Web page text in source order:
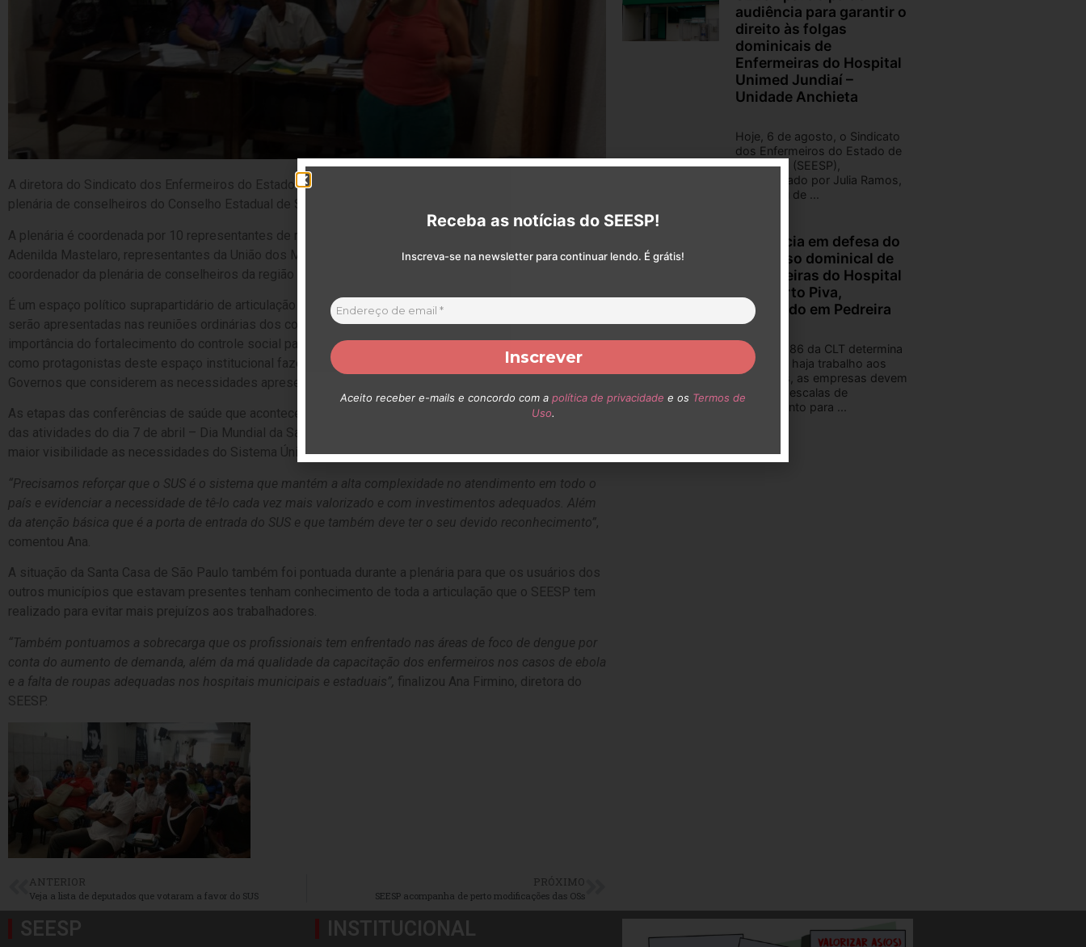
A diretora do Sindicato dos Enfermeiros do Estado de São Paulo (SEESP), Ana Firmino, participou da
plenária de conselheiros do Conselho Estadual de Saúde realizada no último sábado, dia 28.
A plenária é coordenada por 10 representantes de regiões, sendo de São Paulo, Luiz José Souza e
Adenilda Mastelaro, representantes da União dos Movimentos Populares de Saúde; e Arnaldo Marcolino,
coordenador da plenária de conselheiros da região Sudeste.
É um espaço político suprapartidário de articulação que objetiva a análise e o debate de questões que
serão apresentadas nas reuniões ordinárias dos conselhos em todo o Estado de São Paulo. Reforça a
importância do fortalecimento do controle social para tornar mais efetiva a atuação dos conselheiros
como protagonistas deste espaço institucional fazendo valer as suas deliberações e exigir dos
Governos que considerem as necessidades apresentadas.
As etapas das conferências de saúde que acontecerão este ano foram discutidas durante a reunião, além
das atividades do dia 7 de abril – Dia Mundial da Saúde – que acontecerão em todo o Estado visando
maior visibilidade as necessidades do Sistema Único de Saúde (SUS).
“Precisamos reforçar que o SUS é o sistema que mantém a alta complexidade no atendimento em todo o
país e evidenciar a necessidade de tê-lo cada vez mais valorizado e com investimentos adequados. Além
da atenção básica que é a porta de entrada do SUS e que também deve ter o seu devido reconhecimento”,
comentou Ana.
A situação da Santa Casa de São Paulo também foi pontuada durante a plenária para que os usuários dos
outros municípios que estavam presentes tenham conhecimento de toda a articulação que o SEESP tem
realizado para evitar mais prejuízos aos trabalhadores.
“Também pontuamos a sobrecarga que os profissionais tem enfrentado nas áreas de foco de dengue por
conta do aumento de demanda, além da má qualidade da capacitação dos enfermeiros nos casos de ebola
e a falta de roupas adequadas nos hospitais municipais e estaduais”, finalizou Ana Firmino, diretora do
SEESP.
ANTERIOR
Veja a lista de deputados que votaram a favor do SUS
PRÓXIMO
SEESP acompanha de perto modificações das OSs
audiência para garantir o
direito às folgas
dominicais de
Enfermeiras do Hospital
Unimed Jundiaí –
Unidade Anchieta
Hoje, 6 de agosto, o Sindicato
dos Enfermeiros do Estado de
São Paulo (SEESP),
representado por Julia Ramos,
participou de ...
Audiência em defesa do
descanso dominical de
Enfermeiras do Hospital
Humberto Piva,
localizado em Pedreira
O artigo 386 da CLT determina
que, caso haja trabalho aos
domingos, as empresas devem
organizar escalas de
revezamento para ...
SEESP INSTITUCIONAL
Receba as notícias do SEESP!
Inscreva-se na newsletter para continuar lendo. É grátis!
Aceito receber e-mails e concordo com a política de privacidade e os Termos de
Uso.